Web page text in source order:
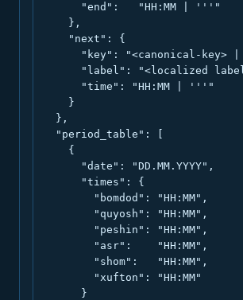
      "end":   "HH:MM | '''"
    },
    "next": {
"key": "<canonical-key> |
"label": "<localized
      "time": "HH:MM | '''"
    }
  },
  "period_table": [
    {
      "date": "DD.MM.YYYY",
      "times": {
        "bomdod": "HH:MM",
        "quyosh": "HH:MM",
        "peshin": "HH:MM",
        "asr":    "HH:MM",
        "shom":   "HH:MM",
        "xufton": "HH:MM"
      }